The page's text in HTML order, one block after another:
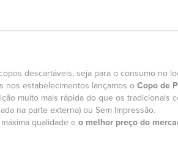
descartáveis, seja para o consumo no
nos estabelecimentos lançamos o Copo de
muito mais rápida do que os tradicionais
na parte externa) ou Sem Impressão.
qualidade e o melhor preço do